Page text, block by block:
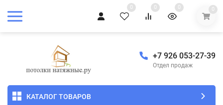
0 0 0 0
+7 926 053-27-39
Отдел продаж
КАТАЛОГ ТОВАРОВ